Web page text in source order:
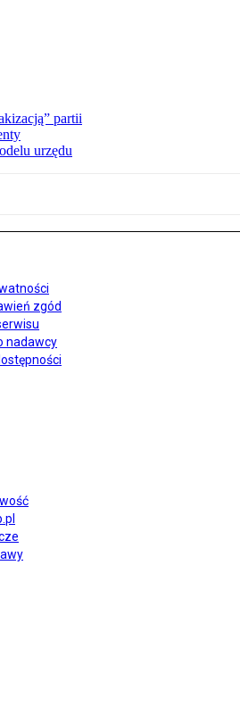
partii
urzędu
zgód
nadawcy